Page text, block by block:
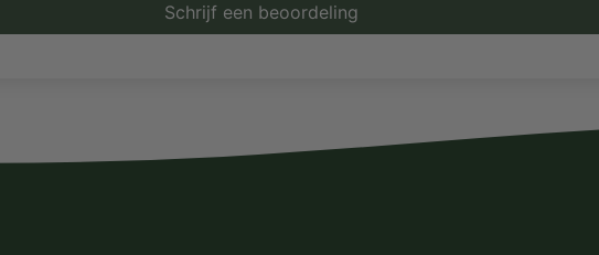
Schrijf een beoordeling